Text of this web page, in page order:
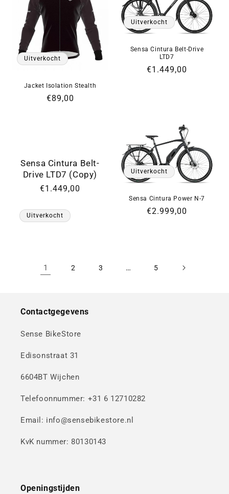
Uitverkocht
Jacket Isolation Stealth
Normale
€89,00
Uitverkocht
Sensa Cintura Belt-Drive
LTD7
Normale
€1.449,00
Sensa Cintura Belt-
Drive LTD7 (Copy)
Normale
€1.449,00
Uitverkocht
Uitverkocht
Sensa Cintura Power N-7
Normale
€2.999,00
1 2 3 … 5
Contactgegevens
Sense BikeStore
Edisonstraat 31
6604BT Wijchen
Telefoonnummer: +31 6 12710282
Email: info@sensebikestore.nl
KvK nummer: 80130143
Openingstijden